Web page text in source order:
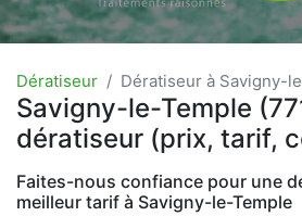
Dératiseur Dératiseur à Savigny-
Savigny-le-Temple
dératiseur (prix, tarif,
Faites-nous confiance pour une
meilleur tarif à Savigny-le-Temple